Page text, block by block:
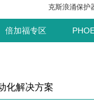
克斯浪涌保护
倍加福专区
化解决方案